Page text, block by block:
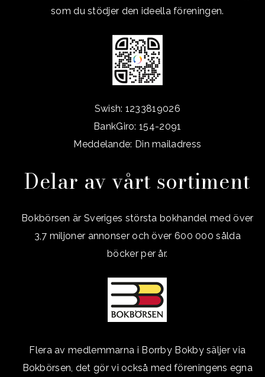
som du stödjer den ideella föreningen.
Swish: 1233819026
BankGiro: 154-2091
Meddelande: Din mailadress
Delar av vårt sortiment
Bokbörsen är Sveriges största bokhandel med över
3,7 miljoner annonser och över 600 000 sålda
böcker per år.
Flera av medlemmarna i Borrby Bokby säljer via
Bokbörsen, det gör vi också med föreningens egna